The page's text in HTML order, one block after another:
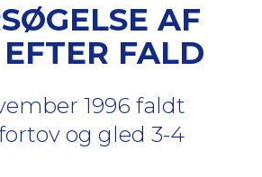
AF
FALD
1996 faldt
og gled 3-4